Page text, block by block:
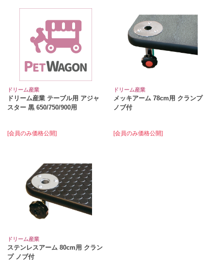
ドリーム産業
ドリーム産業 テーブル用 アジャ
スター 黒 650/750/900用
[会員のみ価格公開]
ドリーム産業
メッキアーム 78cm用 クランプ
ノブ付
[会員のみ価格公開]
ドリーム産業
ステンレスアーム 80cm用 クラン
プ ノブ付